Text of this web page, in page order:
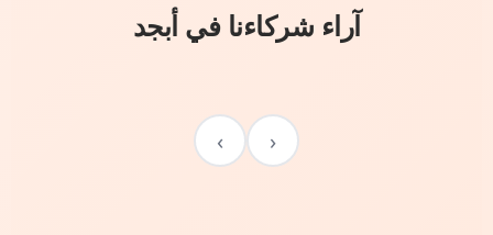
آراء شركاءنا في أبجد
‹
›